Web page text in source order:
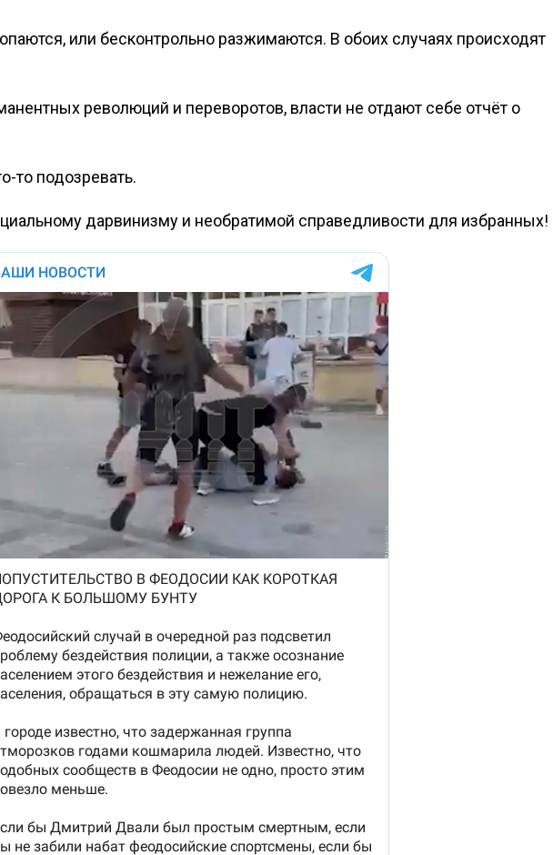
или бесконтрольно разжимаются. В обоих случаях происходят
революций и переворотов, власти не отдают себе отчёт о
то подозревать.
дарвинизму и необратимой справедливости для избранных!